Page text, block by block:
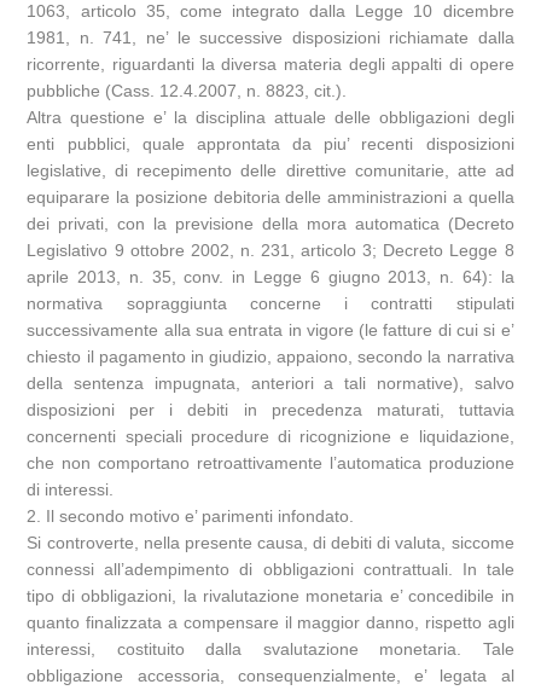
1063, articolo 35, come integrato dalla Legge 10 dicembre
1981, n. 741, ne’ le successive disposizioni richiamate dalla
ricorrente, riguardanti la diversa materia degli appalti di opere
pubbliche (Cass. 12.4.2007, n. 8823, cit.).
Altra questione e’ la disciplina attuale delle obbligazioni degli
enti pubblici, quale approntata da piu’ recenti disposizioni
legislative, di recepimento delle direttive comunitarie, atte ad
equiparare la posizione debitoria delle amministrazioni a quella
dei privati, con la previsione della mora automatica (Decreto
Legislativo 9 ottobre 2002, n. 231, articolo 3; Decreto Legge 8
aprile 2013, n. 35, conv. in Legge 6 giugno 2013, n. 64): la
normativa sopraggiunta concerne i contratti stipulati
successivamente alla sua entrata in vigore (le fatture di cui si e’
chiesto il pagamento in giudizio, appaiono, secondo la narrativa
della sentenza impugnata, anteriori a tali normative), salvo
disposizioni per i debiti in precedenza maturati, tuttavia
concernenti speciali procedure di ricognizione e liquidazione,
che non comportano retroattivamente l’automatica produzione
di interessi.
2. Il secondo motivo e’ parimenti infondato.
Si controverte, nella presente causa, di debiti di valuta, siccome
connessi all’adempimento di obbligazioni contrattuali. In tale
tipo di obbligazioni, la rivalutazione monetaria e’ concedibile in
quanto finalizzata a compensare il maggior danno, rispetto agli
interessi, costituito dalla svalutazione monetaria. Tale
obbligazione accessoria, consequenzialmente, e’ legata al